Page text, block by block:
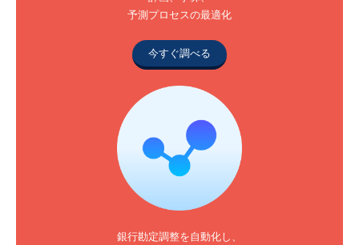
予測プロセスの最適化
今すぐ調べる
銀行勘定調整を自動化し、